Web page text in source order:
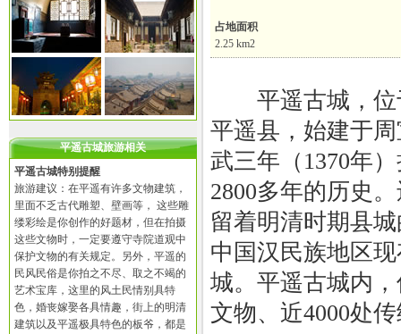
平遥古城旅游相关
平遥古城特别提醒
旅游建议：在平遥有许多文物建筑，
里面不乏古代雕塑、壁画等， 这些雕
缕彩绘是你创作的好题材，但在拍摄
这些文物时，一定要遵守寺院道观中
保护文物的有关规定。另外，平遥的
民风民俗是你拍之不尽、取之不竭的
艺术宝库，这里的风土民情别具特
色，婚丧嫁娶各具情趣，街上的明清
建筑以及平遥极具特色的板爷，都是
占地面积
2.25 km2
平遥古城，位
平遥县，始建于
武三年（1370年
2800多年的历史
留着明清时期县
中国汉民族地区
城。平遥古城内
文物、近4000处